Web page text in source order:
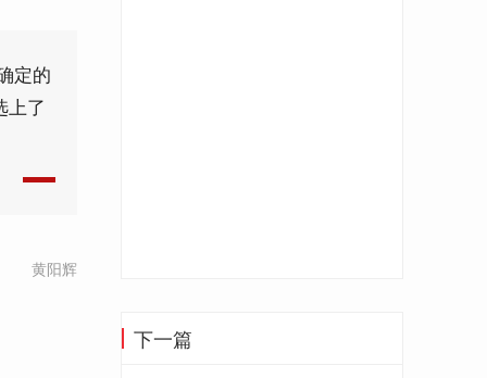
定的
上了
黄阳辉
下一篇